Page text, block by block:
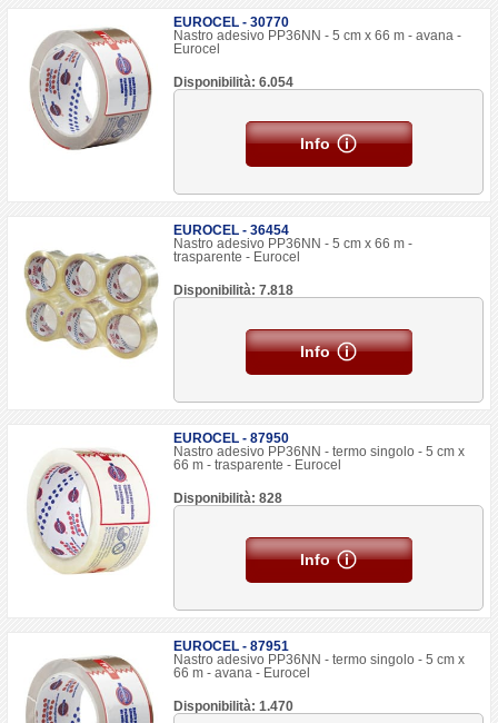
EUROCEL - 30770
Nastro adesivo PP36NN - 5 cm x 66 m - avana -
Eurocel
Disponibilità: 6.054
Info
EUROCEL - 36454
Nastro adesivo PP36NN - 5 cm x 66 m -
trasparente - Eurocel
Disponibilità: 7.818
Info
EUROCEL - 87950
Nastro adesivo PP36NN - termo singolo - 5 cm x
66 m - trasparente - Eurocel
Disponibilità: 828
Info
EUROCEL - 87951
Nastro adesivo PP36NN - termo singolo - 5 cm x
66 m - avana - Eurocel
Disponibilità: 1.470